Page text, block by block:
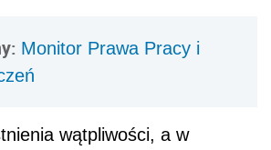
Monitor Prawa Pracy i
wątpliwości, a w